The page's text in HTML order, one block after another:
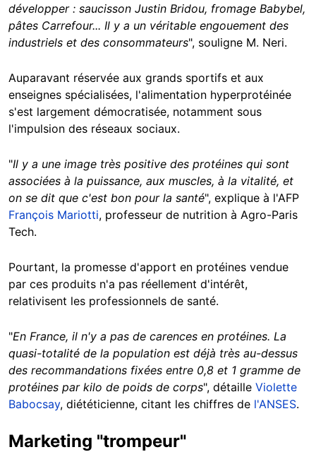
développer : saucisson Justin Bridou, fromage Babybel,
pâtes Carrefour... Il y a un véritable engouement des
industriels et des consommateurs", souligne M. Neri.
Auparavant réservée aux grands sportifs et aux
enseignes spécialisées, l'alimentation hyperprotéinée
s'est largement démocratisée, notamment sous
l'impulsion des réseaux sociaux.
"Il y a une image très positive des protéines qui sont
associées à la puissance, aux muscles, à la vitalité, et
on se dit que c'est bon pour la santé", explique à l'AFP
François Mariotti, professeur de nutrition à Agro-Paris
Tech.
Pourtant, la promesse d'apport en protéines vendue
par ces produits n'a pas réellement d'intérêt,
relativisent les professionnels de santé.
"En France, il n'y a pas de carences en protéines. La
quasi-totalité de la population est déjà très au-dessus
des recommandations fixées entre 0,8 et 1 gramme de
protéines par kilo de poids de corps", détaille Violette
Babocsay, diététicienne, citant les chiffres de l'ANSES.
Marketing "trompeur"